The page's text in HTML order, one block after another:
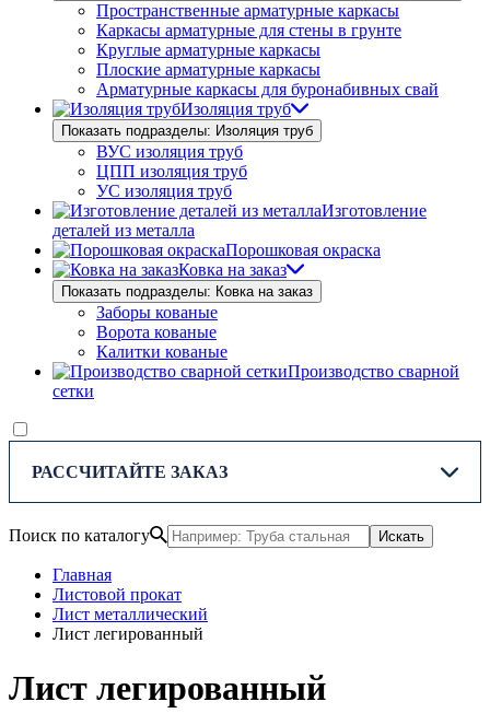
Пространственные арматурные каркасы
Каркасы арматурные для стены в грунте
Круглые арматурные каркасы
Плоские арматурные каркасы
Арматурные каркасы для буронабивных свай
Изоляция труб
Показать подразделы: Изоляция труб
ВУС изоляция труб
ЦПП изоляция труб
УС изоляция труб
Изготовление
деталей из металла
Порошковая окраска
Ковка на заказ
Показать подразделы: Ковка на заказ
Заборы кованые
Ворота кованые
Калитки кованые
Производство сварной
сетки
РАССЧИТАЙТЕ ЗАКАЗ
Поиск по каталогу Искать
Главная
Листовой прокат
Лист металлический
Лист легированный
Лист легированный